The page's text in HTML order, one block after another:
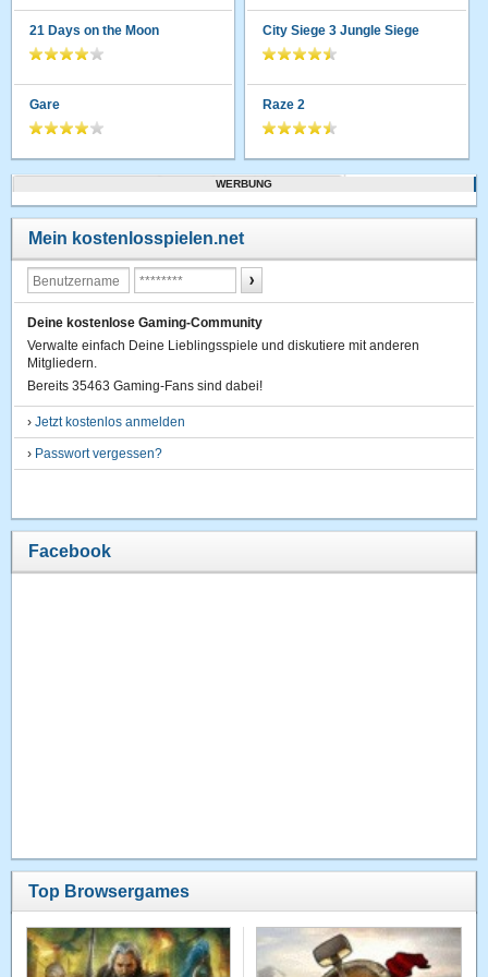
21 Days on the Moon
Gare
City Siege 3 Jungle Siege
Raze 2
WERBUNG
Mein kostenlosspielen.net
Deine kostenlose Gaming-Community
Verwalte einfach Deine Lieblingsspiele und diskutiere mit anderen
Mitgliedern.
Bereits 35463 Gaming-Fans sind dabei!
›Jetzt kostenlos anmelden
› Passwort vergessen?
Facebook
Top Browsergames